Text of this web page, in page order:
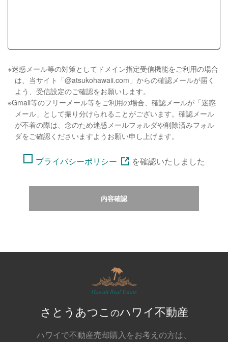
※迷惑メール等の対策としてドメイン指定受信機能をご利用の場合
は、当サイト「@atsukohawaii.com」からの確認メールが届く
よう、受信設定のご確認をお願いします。
※Gmail等のフリーメール等をご利用の場合、確認メールが「迷惑
メール」として振り分けられることがございます。確認メール
が不着の際は、念のため迷惑メールフォルダや削除済みフォル
ダをご確認くださいますようお願い申し上げます。
プライバシーポリシー を確認いたしました
内容確認
さとうあつこ のハワイ不動産
ハワイで不動産売却購入をお考えの方は、